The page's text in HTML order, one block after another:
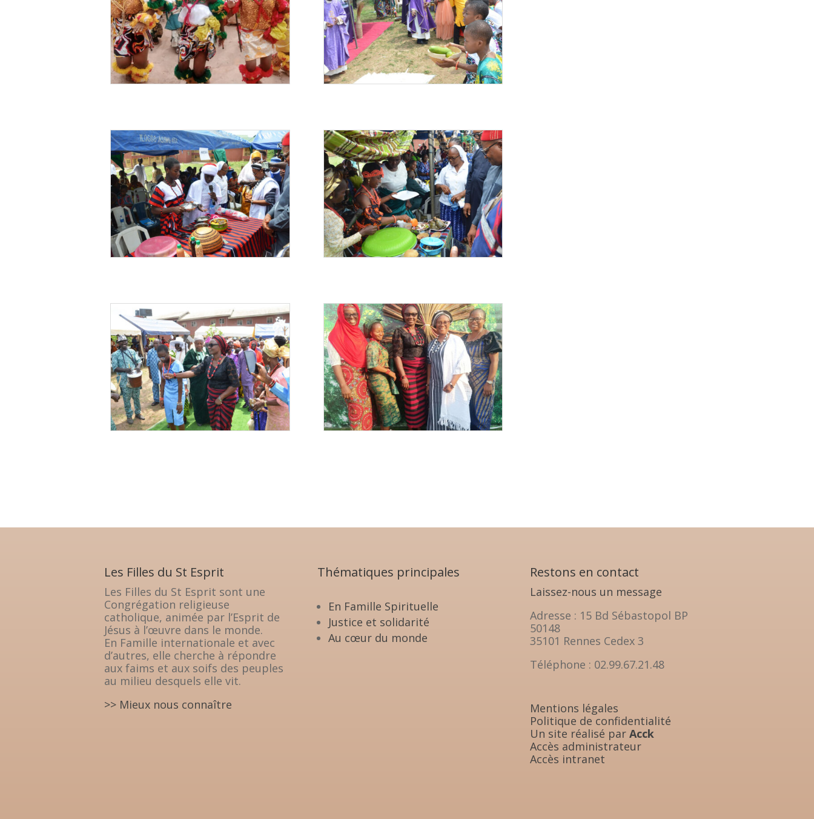
Les Filles du St Esprit
Les Filles du St Esprit sont une
Congrégation religieuse
catholique, animée par l’Esprit de
Jésus à l’œuvre dans le monde.
En Famille internationale et avec
d’autres, elle cherche à répondre
aux faims et aux soifs des peuples
au milieu desquels elle vit.
>> Mieux nous connaître
Thématiques principales
En Famille Spirituelle
Justice et solidarité
Au cœur du monde
Restons en contact
Laissez-nous un message
Adresse : 15 Bd Sébastopol BP
50148
35101 Rennes Cedex 3
Téléphone : 02.99.67.21.48
Mentions légales
Politique de confidentialité
Un site réalisé parAcck
Accès administrateur
Accès intranet